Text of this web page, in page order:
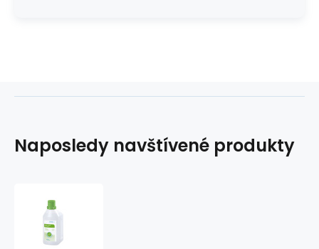
Naposledy navštívené produkty